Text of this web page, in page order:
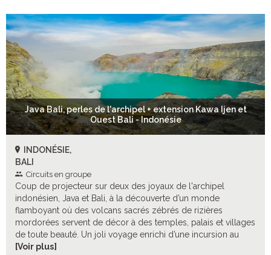
Java Bali, perles de l'archipel + extension Kawa Ijen et
Ouest Bali - Indonésie
INDONÉSIE,
BALI
Circuits en groupe
Coup de projecteur sur deux des joyaux de l'archipel
indonésien, Java et Bali, à la découverte d’un monde
flamboyant où des volcans sacrés zébrés de rizières
mordorées servent de décor à des temples, palais et villages
de toute beauté. Un joli voyage enrichi d’une incursion au
Kawah Ijen à l’Est de Java et des beautés cachées de l’ouest
[Voir plus]